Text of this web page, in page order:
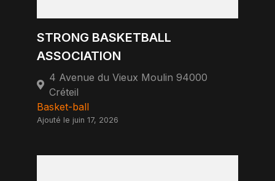
STRONG BASKETBALL
ASSOCIATION
4 Avenue du Vieux Moulin 94000
Créteil
Basket-ball
Ajouté le juin 17, 2026